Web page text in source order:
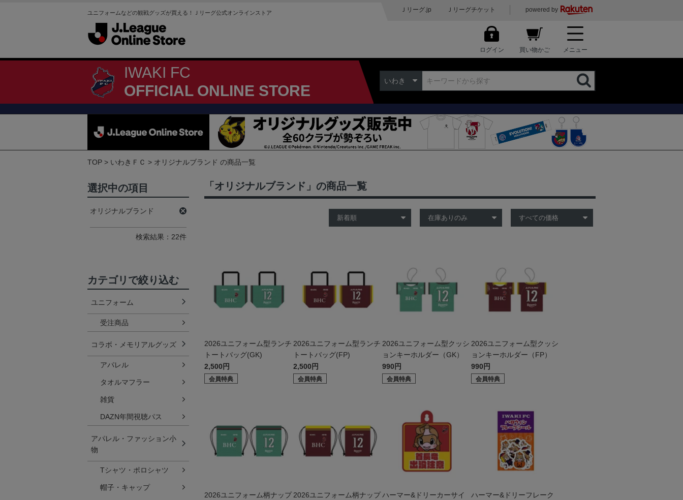
ユニフォームなどの観戦グッズが買える！Ｊリーグ公式オンラインストア Ｊリーグ.jp Ｊリーグチケット powered by
ログイン 買い物かご メニュー
IWAKI FC
OFFICIAL ONLINE STORE
いわき
TOP いわきＦＣ オリジナルブランド の商品一覧
「オリジナルブランド」の商品一覧
2026ユニフォーム型ランチ
トートバッグ(GK)
2,500円
会員特典
2026ユニフォーム型ランチ
トートバッグ(FP)
2,500円
会員特典
2026ユニフォーム型クッシ
ョンキーホルダー（GK）
990円
会員特典
2026ユニフォーム型クッシ
ョンキーホルダー（FP）
990円
会員特典
2026ユニフォーム柄ナップ 2026ユニフォーム柄ナップハーマー&ドリーカーサイ
ハーマー&ドリーフレーク
選択中の項目
オリジナルブランド
検索結果：22件
カテゴリで絞り込む
ユニフォーム
受注商品
コラボ・メモリアルグッズ
アパレル
タオルマフラー
雑貨
DAZN年間視聴パス
アパレル・ファッション小
物
Tシャツ・ポロシャツ
帽子・キャップ